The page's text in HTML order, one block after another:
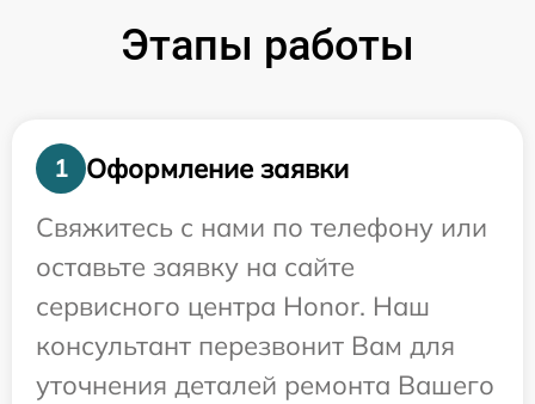
Этапы работы
1
Оформление заявки
Свяжитесь с нами по телефону или
оставьте заявку на сайте
сервисного центра Honor. Наш
консультант перезвонит Вам для
уточнения деталей ремонта Вашего